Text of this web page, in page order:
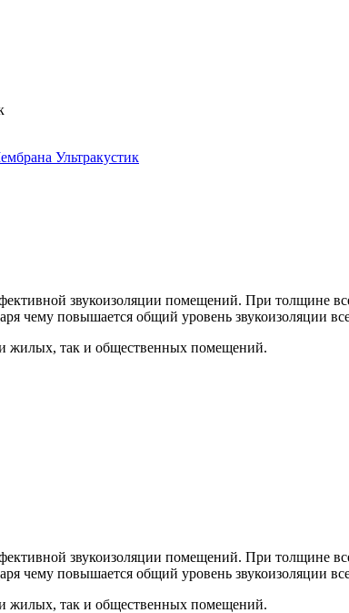
звукоизоляции помещений. При толщине
чему повышается общий уровень звукоизоляции
жилых, так и общественных помещений.
звукоизоляции помещений. При толщине
чему повышается общий уровень звукоизоляции
жилых, так и общественных помещений.